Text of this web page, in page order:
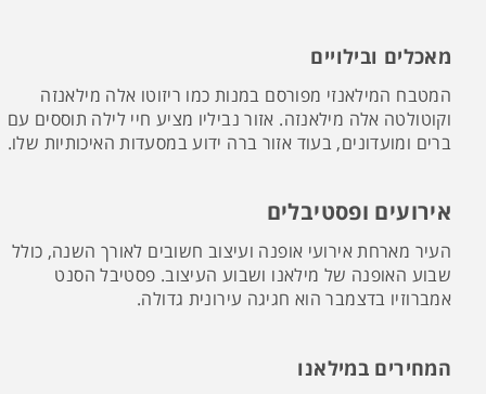
מאכלים ובילויים
המטבח המילאנזי מפורסם במנות כמו ריזוטו אלה מילאנזה
וקוטולטה אלה מילאנזה. אזור נביליו מציע חיי לילה תוססים עם
ברים ומועדונים, בעוד אזור ברה ידוע במסעדות האיכותיות שלו.
אירועים ופסטיבלים
העיר מארחת אירועי אופנה ועיצוב חשובים לאורך השנה, כולל
שבוע האופנה של מילאנו ושבוע העיצוב. פסטיבל הסנט
אמברוזיו בדצמבר הוא חגיגה עירונית גדולה.
המחירים במילאנו